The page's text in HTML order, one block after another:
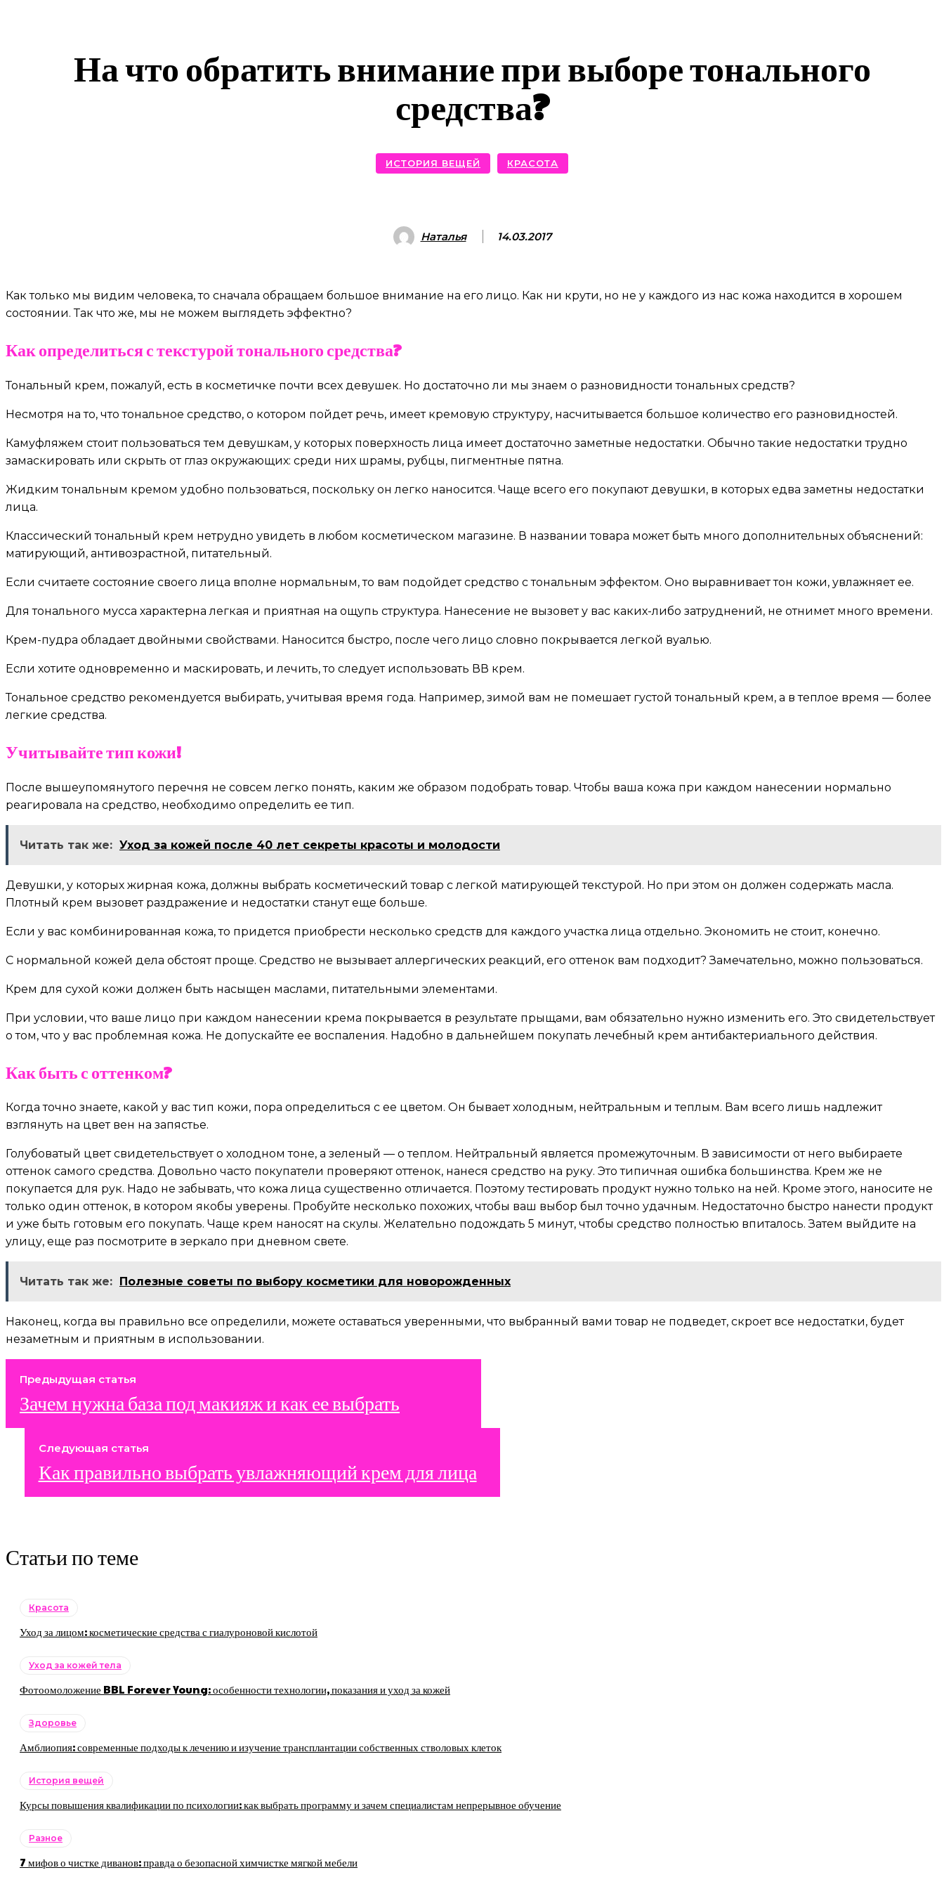
На что обратить внимание при выборе тонального
средства?
ИСТОРИЯ ВЕЩЕЙ КРАСОТА
Наталья 14.03.2017
Как только мы видим человека, то сначала обращаем большое внимание на его лицо. Как ни крути, но не у каждого из нас кожа находится в хорошем
состоянии. Так что же, мы не можем выглядеть эффектно?
Как определиться с текстурой тонального средства?
Тональный крем, пожалуй, есть в косметичке почти всех девушек. Но достаточно ли мы знаем о разновидности тональных средств?
Несмотря на то, что тональное средство, о котором пойдет речь, имеет кремовую структуру, насчитывается большое количество его разновидностей.
Камуфляжем стоит пользоваться тем девушкам, у которых поверхность лица имеет достаточно заметные недостатки. Обычно такие недостатки трудно
замаскировать или скрыть от глаз окружающих: среди них шрамы, рубцы, пигментные пятна.
Жидким тональным кремом удобно пользоваться, поскольку он легко наносится. Чаще всего его покупают девушки, в которых едва заметны недостатки
лица.
Классический тональный крем нетрудно увидеть в любом косметическом магазине. В названии товара может быть много дополнительных объяснений:
матирующий, антивозрастной, питательный.
Если считаете состояние своего лица вполне нормальным, то вам подойдет средство с тональным эффектом. Оно выравнивает тон кожи, увлажняет ее.
Для тонального мусса характерна легкая и приятная на ощупь структура. Нанесение не вызовет у вас каких-либо затруднений, не отнимет много времени.
Крем-пудра обладает двойными свойствами. Наносится быстро, после чего лицо словно покрывается легкой вуалью.
Если хотите одновременно и маскировать, и лечить, то следует использовать ВВ крем.
Тональное средство рекомендуется выбирать, учитывая время года. Например, зимой вам не помешает густой тональный крем, а в теплое время — более
легкие средства.
Учитывайте тип кожи!
После вышеупомянутого перечня не совсем легко понять, каким же образом подобрать товар. Чтобы ваша кожа при каждом нанесении нормально
реагировала на средство, необходимо определить ее тип.
Читать так же: Уход за кожей после 40 лет секреты красоты и молодости
Девушки, у которых жирная кожа, должны выбрать косметический товар с легкой матирующей текстурой. Но при этом он должен содержать масла.
Плотный крем вызовет раздражение и недостатки станут еще больше.
Если у вас комбинированная кожа, то придется приобрести несколько средств для каждого участка лица отдельно. Экономить не стоит, конечно.
С нормальной кожей дела обстоят проще. Средство не вызывает аллергических реакций, его оттенок вам подходит? Замечательно, можно пользоваться.
Крем для сухой кожи должен быть насыщен маслами, питательными элементами.
При условии, что ваше лицо при каждом нанесении крема покрывается в результате прыщами, вам обязательно нужно изменить его. Это свидетельствует
о том, что у вас проблемная кожа. Не допускайте ее воспаления. Надобно в дальнейшем покупать лечебный крем антибактериального действия.
Как быть с оттенком?
Когда точно знаете, какой у вас тип кожи, пора определиться с ее цветом. Он бывает холодным, нейтральным и теплым. Вам всего лишь надлежит
взглянуть на цвет вен на запястье.
Голубоватый цвет свидетельствует о холодном тоне, а зеленый — о теплом. Нейтральный является промежуточным. В зависимости от него выбираете
оттенок самого средства. Довольно часто покупатели проверяют оттенок, нанеся средство на руку. Это типичная ошибка большинства. Крем же не
покупается для рук. Надо не забывать, что кожа лица существенно отличается. Поэтому тестировать продукт нужно только на ней. Кроме этого, наносите не
только один оттенок, в котором якобы уверены. Пробуйте несколько похожих, чтобы ваш выбор был точно удачным. Недостаточно быстро нанести продукт
и уже быть готовым его покупать. Чаще крем наносят на скулы. Желательно подождать 5 минут, чтобы средство полностью впиталось. Затем выйдите на
улицу, еще раз посмотрите в зеркало при дневном свете.
Читать так же: Полезные советы по выбору косметики для новорожденных
Наконец, когда вы правильно все определили, можете оставаться уверенными, что выбранный вами товар не подведет, скроет все недостатки, будет
незаметным и приятным в использовании.
Предыдущая статья
Зачем нужна база под макияж и как ее выбрать
Следующая статья
Как правильно выбрать увлажняющий крем для лица
Статьи по теме
Красота
Уход за лицом: косметические средства с гиалуроновой кислотой
Уход за кожей тела
Фотоомоложение BBL Forever Young: особенности технологии, показания и уход за кожей
Здоровье
Амблиопия: современные подходы к лечению и изучение трансплантации собственных стволовых клеток
История вещей
Курсы повышения квалификации по психологии: как выбрать программу и зачем специалистам непрерывное обучение
Разное
7 мифов о чистке диванов: правда о безопасной химчистке мягкой мебели